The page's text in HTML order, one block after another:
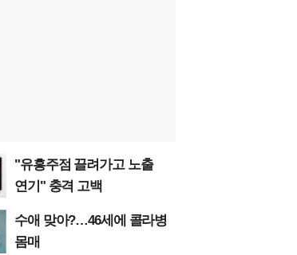
"유흥주점 끌려가고 노출
연기" 충격 고백
수애 맞아?…46세에 콜라병
몸매